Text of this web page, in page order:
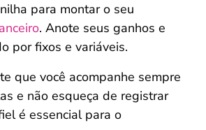
para montar o seu
. Anote seus ganhos e
por fixos e variáveis.
que você acompanhe sempre
e não esqueça de registrar
é essencial para o